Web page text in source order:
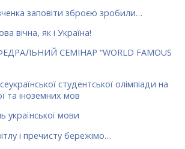
заповіти зброєю зробили…
вічна, як і Україна!
СЕМІНАР “WORLD FAMOUS
студентської олімпіади на
та іноземних мов
української мови
і пречисту бережімо…